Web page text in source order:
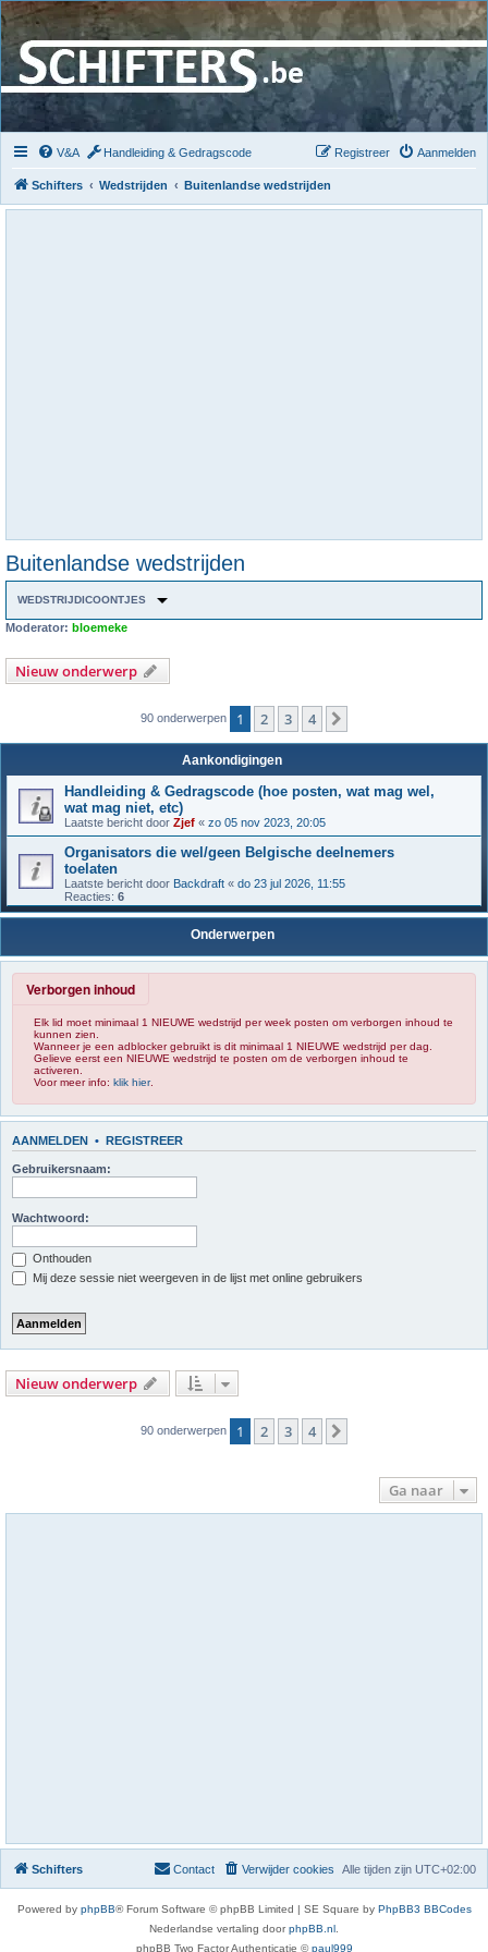
V&A Handleiding & Gedragscode Aanmelden
Registreer
Schifters Wedstrijden Buitenlandse wedstrijden
Buitenlandse wedstrijden
WEDSTRIJDICOONTJES
Moderator: bloemeke
Nieuw onderwerp
90 onderwerpen 1 2 3 4
Aankondigingen
Handleiding & Gedragscode (hoe posten, wat mag wel,
wat mag niet, etc)
Laatste bericht door Zjef « zo 05 nov 2023, 20:05
Organisators die wel/geen Belgische deelnemers
toelaten
Laatste bericht door Backdraft « do 23 jul 2026, 11:55
Reacties: 6
Onderwerpen
Verborgen inhoud
Elk lid moet minimaal 1 NIEUWE wedstrijd per week posten om verborgen inhoud te
kunnen zien.
Wanneer je een adblocker gebruikt is dit minimaal 1 NIEUWE wedstrijd per dag.
Gelieve eerst een NIEUWE wedstrijd te posten om de verborgen inhoud te
activeren.
Voor meer info: klik hier.
AANMELDEN • REGISTREER
Gebruikersnaam:
Wachtwoord:
Onthouden
Mij deze sessie niet weergeven in de lijst met online gebruikers
Nieuw onderwerp
90 onderwerpen 1 2 3 4
Ga naar
Schifters Alle tijden zijn UTC+02:00
Verwijder cookies
Contact
Powered by phpBB® Forum Software © phpBB Limited | SE Square by PhpBB3 BBCodes
Nederlandse vertaling doorphpBB.nl.
phpBB Two Factor Authenticatie ©paul999